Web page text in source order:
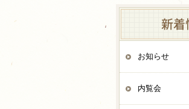
新着
お知らせ
内覧会